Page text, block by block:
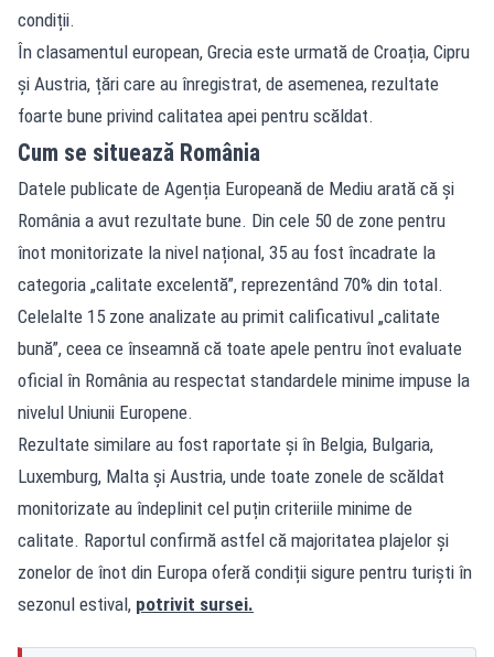
condiții.
În clasamentul european, Grecia este urmată de Croația, Cipru
și Austria, țări care au înregistrat, de asemenea, rezultate
foarte bune privind calitatea apei pentru scăldat.
Cum se situează România
Datele publicate de Agenția Europeană de Mediu arată că și
România a avut rezultate bune. Din cele 50 de zone pentru
înot monitorizate la nivel național, 35 au fost încadrate la
categoria „calitate excelentă”, reprezentând 70% din total.
Celelalte 15 zone analizate au primit calificativul „calitate
bună”, ceea ce înseamnă că toate apele pentru înot evaluate
oficial în România au respectat standardele minime impuse la
nivelul Uniunii Europene.
Rezultate similare au fost raportate și în Belgia, Bulgaria,
Luxemburg, Malta și Austria, unde toate zonele de scăldat
monitorizate au îndeplinit cel puțin criteriile minime de
calitate. Raportul confirmă astfel că majoritatea plajelor și
zonelor de înot din Europa oferă condiții sigure pentru turiști în
sezonul estival, potrivit sursei.